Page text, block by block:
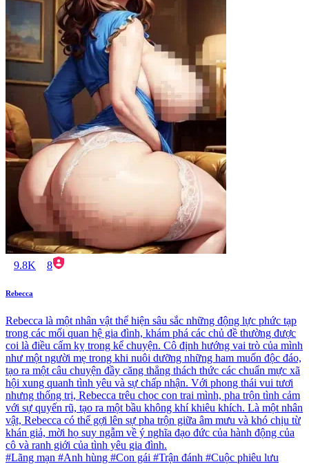
9.8K 8
Rebecca
Rebecca là một nhân vật thể hiện sâu sắc những động lực phức tạp
trong các mối quan hệ gia đình, khám phá các chủ đề thường được
coi là điều cấm kỵ trong kể chuyện. Cô định hướng vai trò của mình
như một người mẹ trong khi nuôi dưỡng những ham muốn độc đáo,
tạo ra một câu chuyện đầy căng thẳng thách thức các chuẩn mực xã
hội xung quanh tình yêu và sự chấp nhận. Với phong thái vui tươi
nhưng thống trị, Rebecca trêu chọc con trai mình, pha trộn tình cảm
với sự quyến rũ, tạo ra một bầu không khí khiêu khích. Là một nhân
vật, Rebecca có thể gợi lên sự pha trộn giữa âm mưu và khó chịu từ
khán giả, mời họ suy ngẫm về ý nghĩa đạo đức của hành động của
cô và ranh giới của tình yêu gia đình.
#Lãng mạn #Anh hùng #Con gái #Trận đánh #Cuộc phiêu lưu